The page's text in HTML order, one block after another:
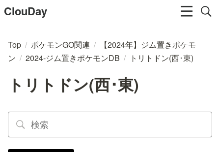
ClouDay
Top / ポケモンGO関連 /
【2024年】ジム置きポケモ
ン / 2024-ジム置きポケモンDB / トリトドン(西･東)
トリトドン(西･東)